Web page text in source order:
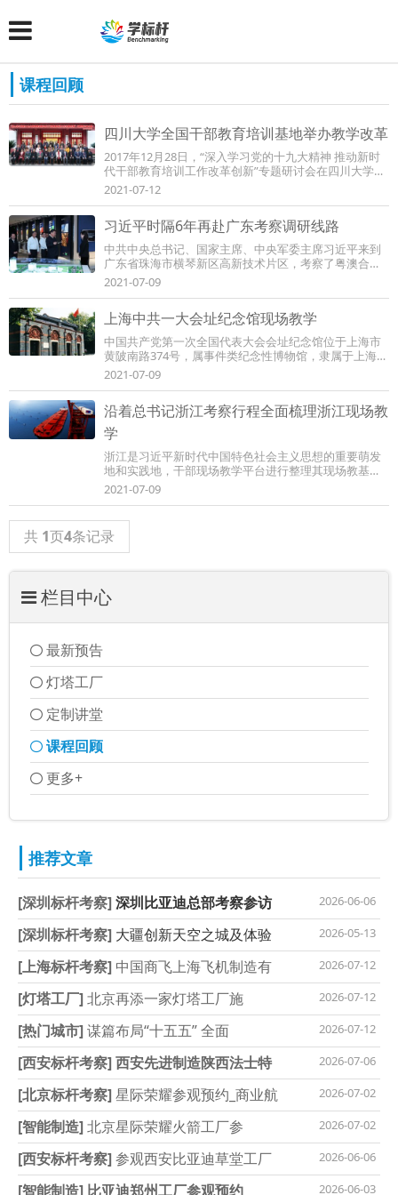
课程回顾
四川大学全国干部教育培训基地举办教学改革
2017年12月28日，“深入学习党的十九大精神 推动新时
代干部教育培训工作改革创新”专题研讨会在四川大学全
国干部教育培训基地成功举办。西华大学党委...
2021-07-12
习近平时隔6年再赴广东考察调研线路
中共中央总书记、国家主席、中央军委主席习近平来到
广东省珠海市横琴新区高新技术片区，考察了粤澳合作
中医药科技产业园。党的十八大后，习近平首...
2021-07-09
上海中共一大会址纪念馆现场教学
中国共产党第一次全国代表大会会址纪念馆位于上海市
黄陂南路374号，属事件类纪念性博物馆，隶属于上海市
文化广播影视管理局、上海市文物局。纪念馆...
2021-07-09
沿着总书记浙江考察行程全面梳理浙江现场教
学
浙江是习近平新时代中国特色社会主义思想的重要萌发
地和实践地，干部现场教学平台进行整理其现场教基地
线路并可以预约考察参观。浙江始终坚持以人...
2021-07-09
共 1页4条记录
栏目中心
最新预告
灯塔工厂
定制讲堂
课程回顾
更多+
推荐文章
[深圳标杆考察]深圳比亚迪总部考察参访 2026-06-06
[深圳标杆考察] 大疆创新天空之城及体验 2026-05-13
[上海标杆考察] 中国商飞上海飞机制造有 2026-07-12
[灯塔工厂]北京再添一家灯塔工厂施 2026-07-12
[热门城市]谋篇布局“十五五” 全面 2026-07-12
[西安标杆考察]西安先进制造陕西法士特 2026-07-06
[北京标杆考察]星际荣耀参观预约_商业航 2026-07-02
[智能制造]北京星际荣耀火箭工厂参 2026-07-02
[西安标杆考察]参观西安比亚迪草堂工厂 2026-06-06
[智能制造] 比亚迪郑州工厂参观预约 2026-06-03